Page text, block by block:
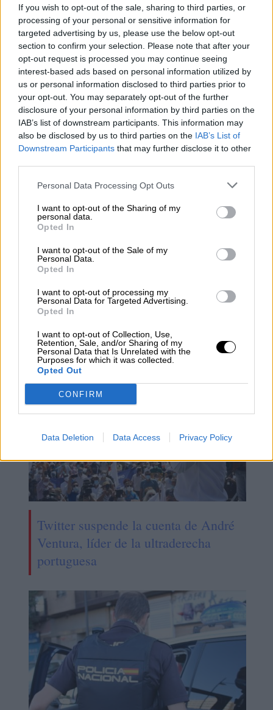
If you wish to opt-out of the sale, sharing to third parties, or
processing of your personal or sensitive information for
targeted advertising by us, please use the below opt-out
section to confirm your selection. Please note that after your
opt-out request is processed you may continue seeing
interest-based ads based on personal information utilized by
us or personal information disclosed to third parties prior to
your opt-out. You may separately opt-out of the further
disclosure of your personal information by third parties on the
IAB’s list of downstream participants. This information may
also be disclosed by us to third parties on the IAB’s List of
Downstream Participants that may further disclose it to other
Personal Data Processing Opt Outs
I want to opt-out of the Sharing of my
personal data.
Opted In
I want to opt-out of the Sale of my
Personal Data.
Opted In
I want to opt-out of processing my
Personal Data for Targeted Advertising.
Opted In
I want to opt-out of Collection, Use,
Retention, Sale, and/or Sharing of my
Personal Data that Is Unrelated with the
Purposes for which it was collected.
Opted Out
CONFIRM
Data Deletion Data Access Privacy Policy
Detenido un hombre en Avilés por
un delito de violencia de género al
agredir a su pareja en la calle
Escrivá anuncia la creación de
ucranianos
Twitter suspende la cuenta de André
Ventura, líder de la ultraderecha
portuguesa